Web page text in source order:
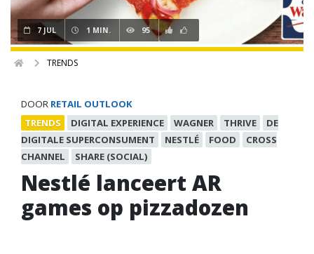
7 JUL 1 MIN. 95
TRENDS
DOOR RETAIL OUTLOOK
TRENDS
DIGITAL EXPERIENCE WAGNER THRIVE
DE
DIGITALE SUPERCONSUMENT
NESTLÉ FOOD
CROSS
CHANNEL
SHARE (SOCIAL)
Nestlé lanceert AR
games op pizzadozen